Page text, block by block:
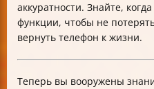
аккуратности. Знайте,
функции, чтобы не
вернуть телефон к жизни.
Теперь вы вооружены